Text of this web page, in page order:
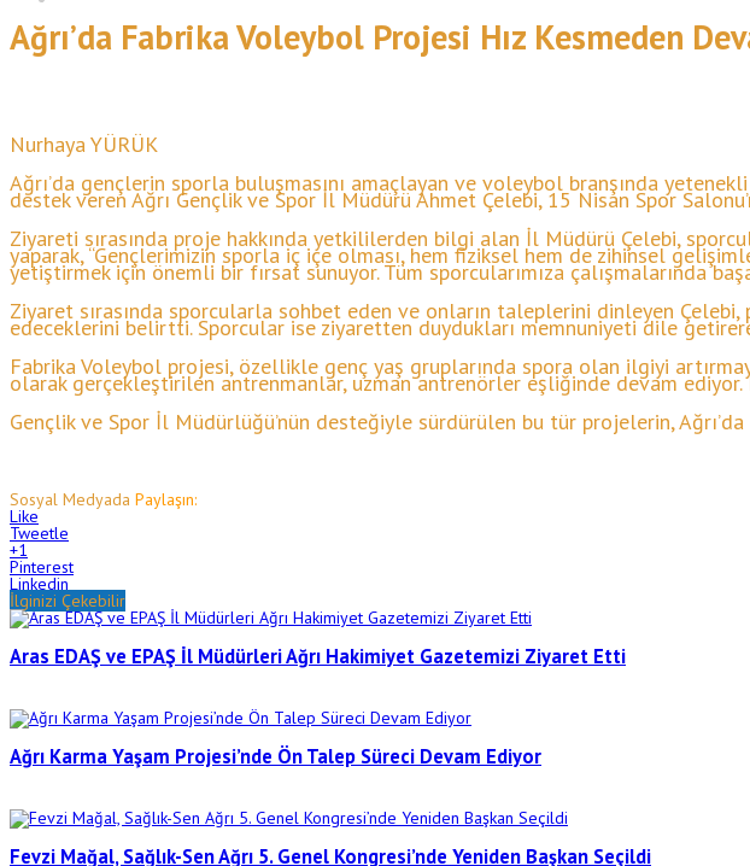
Ağrı’da Fabrika Voleybol Projesi Hız Kesmeden
Nurhaya YÜRÜK
Ağrı’da gençlerin sporla buluşmasını amaçlayan ve voleybol branşında
destek veren Ağrı Gençlik ve Spor İl Müdürü Ahmet Çelebi, 15 Nisan Spor
Ziyareti sırasında proje hakkında yetkililerden bilgi alan İl Müdürü Çelebi,
yaparak, “Gençlerimizin sporla iç içe olması, hem fiziksel hem de zihinsel
yetiştirmek için önemli bir fırsat sunuyor. Tüm sporcularımıza çalışmalarında
Ziyaret sırasında sporcularla sohbet eden ve onların taleplerini dinleyen
edeceklerini belirtti. Sporcular ise ziyaretten duydukları memnuniyeti dile
Fabrika Voleybol projesi, özellikle genç yaş gruplarında spora olan ilgiyi
olarak gerçekleştirilen antrenmanlar, uzman antrenörler eşliğinde devam
Gençlik ve Spor İl Müdürlüğü’nün desteğiyle sürdürülen bu tür projelerin,
Sosyal Medyada Paylaşın:
Like
Tweetle
+1
Pinterest
Linkedin
İlginizi Çekebilir
Aras EDAŞ ve EPAŞ İl Müdürleri Ağrı Hakimiyet Gazetemizi Ziyaret Etti
Ağrı Karma Yaşam Projesi’nde Ön Talep Süreci Devam Ediyor
Fevzi Mağal, Sağlık-Sen Ağrı 5. Genel Kongresi’nde Yeniden Başkan Seçildi